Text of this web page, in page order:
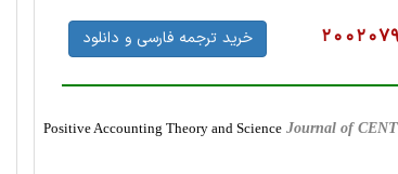
2002079 خرید ترجمه فارسی و دانلود
Positive Accounting Theory and Science Journal of